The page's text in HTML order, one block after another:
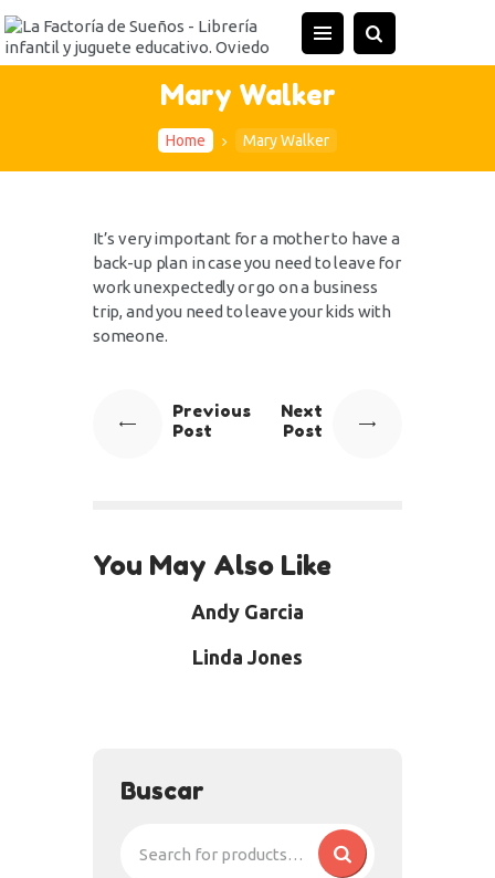
Mary Walker
Home Mary Walker
It’s very important for a mother to have a
back-up plan in case you need to leave for
work unexpectedly or go on a business
trip, and you need to leave your kids with
someone.
Previous
Post
Next
Post
You May Also Like
Andy Garcia
Linda Jones
Buscar